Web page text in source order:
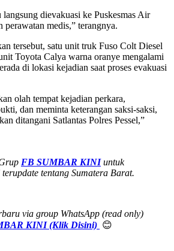
dievakuasi ke Puskesmas Air
medis,” terangnya.
tersebut, satu unit truk Fuso Colt Diesel
Toyota Calya warna oranye mengalami
di lokasi kejadian saat proses evakuasi
olah tempat kejadian perkara,
dan meminta keterangan saksi-saksi,
ditangani Satlantas Polres Pessel,”
FB SUMBAR KINIuntuk
tentang Sumatera Barat.
via group WhatsApp (read only)
KINI (Klik Disini) 😊